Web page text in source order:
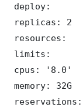
deploy:
replicas: 2
resources:
limits:
cpus: '8.0'
memory: 32G
reservations: